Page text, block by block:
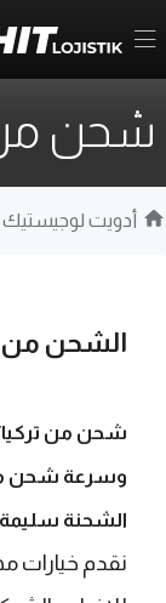
شحن من
أدويت لوجيستيك
الشحن من
شحن من تركيا/
وسرعة شحن
الشحنة سليمة 100%
نقدم خيارات